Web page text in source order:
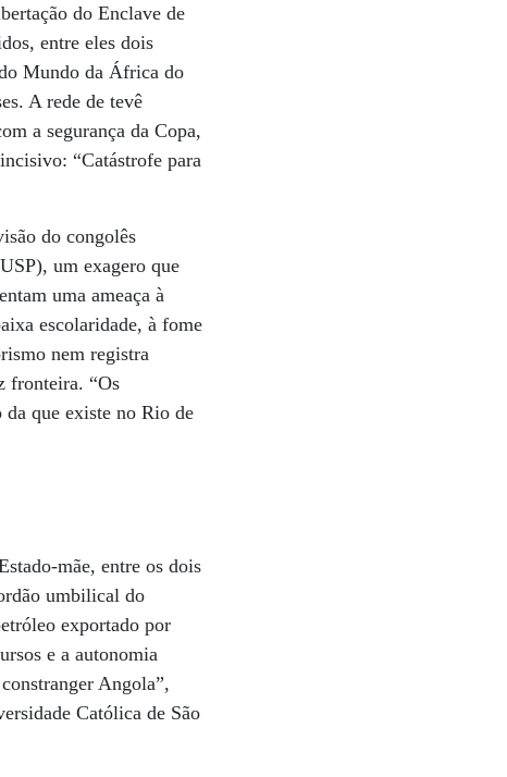
do Enclave de
entre eles dois
Mundo da África do
A rede de tevê
a segurança da Copa,
“Catástrofe para
do congolês
um exagero que
uma ameaça à
escolaridade, à fome
nem registra
fronteira. “Os
que existe no Rio de
mãe, entre os dois
umbilical do
exportado por
e a autonomia
Angola”,
Católica de São